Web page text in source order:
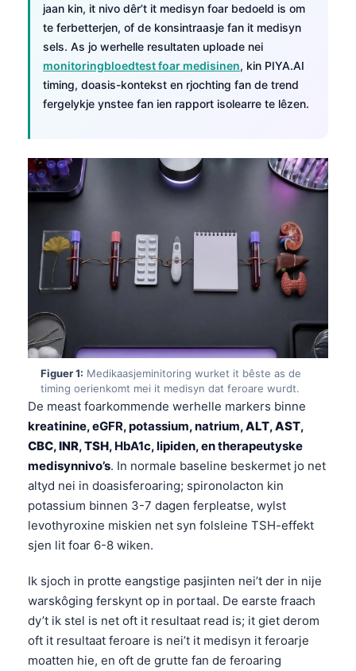
jaan kin, it nivo dêr’t it medisyn foar bedoeld is om
te ferbetterjen, of de konsintraasje fan it medisyn
sels. As jo werhelle resultaten uploade nei
monitoringbloedtest foar medisinen, kin PIYA.AI
timing, doasis-kontekst en rjochting fan de trend
fergelykje ynstee fan ien rapport isolearre te lêzen.
Figuer 1: Medikaasjeminitoring wurket it bêste as de
timing oerienkomt mei it medisyn dat feroare wurdt.
De meast foarkommende werhelle markers binne
kreatinine, eGFR, potassium, natrium,ALT,AST,
CBC,INR,TSH, HbA1c, lipiden, en therapeutyske
medisynnivo’s. In normale baseline beskermet jo net
altyd nei in doasisferoaring; spironolacton kin
potassium binnen 3-7 dagen ferpleatse, wylst
levothyroxine miskien net syn folsleine TSH-effekt
sjen lit foar 6-8 wiken.
Ik sjoch in protte eangstige pasjinten nei’t der in nije
warskôging ferskynt op in portaal. De earste fraach
dy’t ik stel is net oft it resultaat read is; it giet derom
oft it resultaat feroare is nei’t it medisyn it feroarje
moatten hie, en oft de grutte fan de feroaring